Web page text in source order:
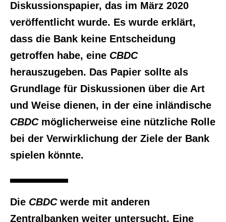
Diskussionspapier, das im März 2020
veröffentlicht wurde. Es wurde erklärt,
dass die Bank keine Entscheidung
getroffen habe, eine CBDC
herauszugeben. Das Papier sollte als
Grundlage für Diskussionen über die Art
und Weise dienen, in der eine inländische
CBDCmöglicherweise eine nützliche Rolle
bei der Verwirklichung der Ziele der Bank
spielen könnte.
Die CBDCwerde mit anderen
Zentralbanken weiter untersucht. Eine